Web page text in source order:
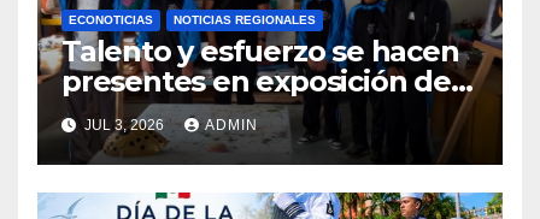
ECONOTICIAS NOTICIAS REGIONALES
Talento y esfuerzo se hacen
presentes en exposición de
arte escolar del Cenao
JUL 3, 2026 ADMIN